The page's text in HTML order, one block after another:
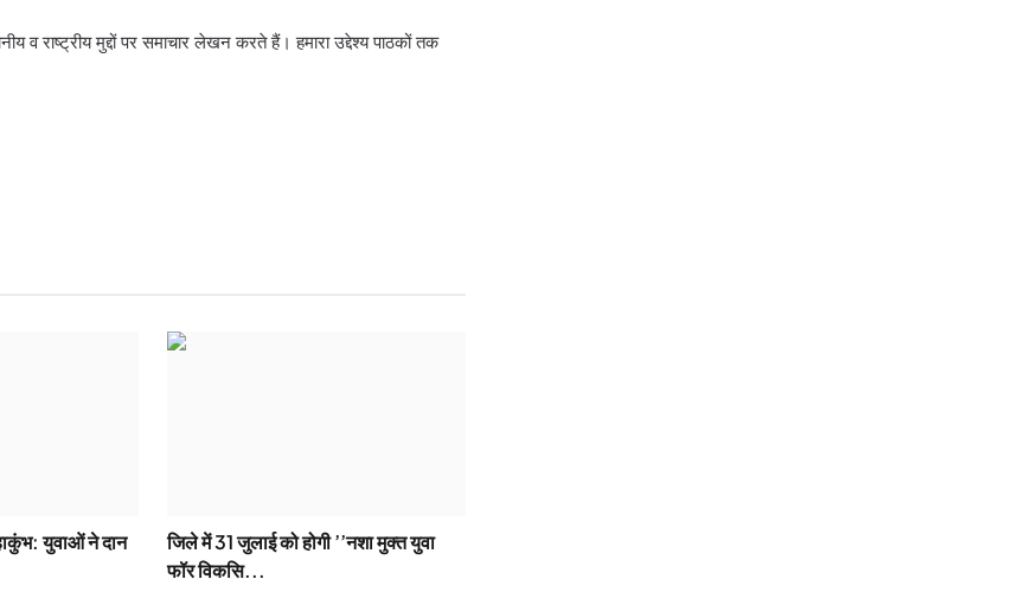
राष्ट्रीय मुद्दों पर समाचार लेखन करते हैं। हमारा उद्देश्य पाठकों तक
युवाओं ने दान
जिले में 31 जुलाई को होगी ’’नशा मुक्त युवा
फॉर विकसि...